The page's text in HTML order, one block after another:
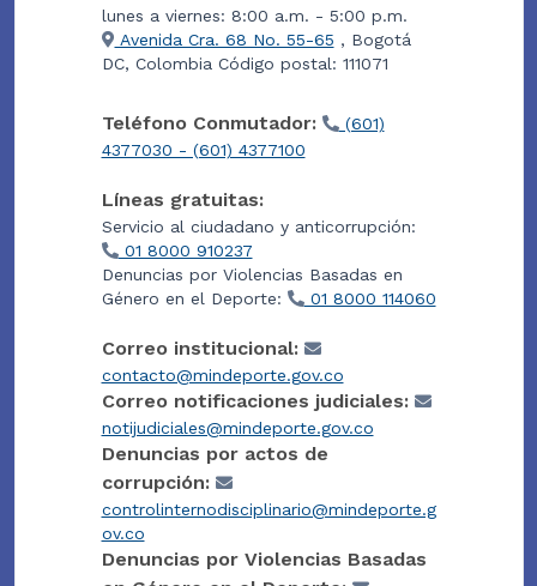
lunes a viernes: 8:00 a.m. - 5:00 p.m.
Avenida Cra. 68 No. 55-65 , Bogotá
DC, Colombia Código postal: 111071
Teléfono Conmutador:
(601)
4377030 - (601) 4377100
Líneas gratuitas:
Servicio al ciudadano y anticorrupción:
01 8000 910237
Denuncias por Violencias Basadas en
Género en el Deporte:
01 8000 114060
Correo institucional:
contacto@mindeporte.gov.co
Correo notificaciones judiciales:
notijudiciales@mindeporte.gov.co
Denuncias por actos de
corrupción:
controlinternodisciplinario@mindeporte.g
ov.co
Denuncias por Violencias Basadas